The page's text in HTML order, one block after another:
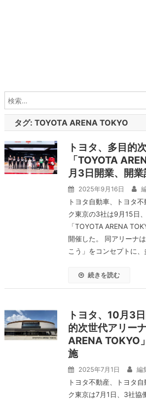
タグ: TOYOTA ARENA TOKYO
トヨタ、多目的
「TOYOTA
月3日開業、開
2025年9月16日
トヨタ自動車、トヨタ
ク東京の3社は9月15日
「TOYOTA ARENA
開催した。 同アリーナ
こう」をコンセプトに
続きを読む
トヨタ、10月3
的次世代アリー
ARENA TOKYO
施
2025年7月1日 編
トヨタ不動産、トヨタ
ク東京は7月1日、3社協